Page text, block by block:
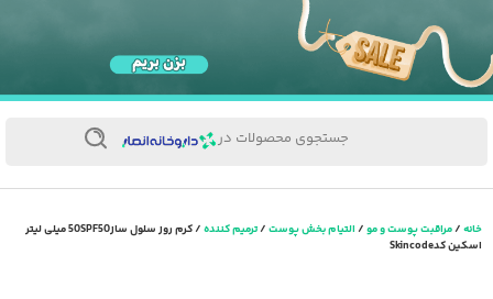
جستجوی محصولات در
خانه/مراقبت پوست و مو/التیام بخش پوست/ترمیم کننده
/ کرم روز سلول ساز50SPF50 میلی لیتر
اسکین کدSkincode